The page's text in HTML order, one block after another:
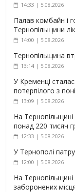
14:33 | 5.08.2026
Палав комбайн і
Тернопільщини
14:00 | 5.08.2026
Тернопільщина
13:14 | 5.08.2026
У Кременці
потерпілого з
13:09 | 5.08.2026
На
понад 220 тисяч
12:33 | 5.08.2026
У Тернополі
12:00 | 5.08.2026
На
заборонених